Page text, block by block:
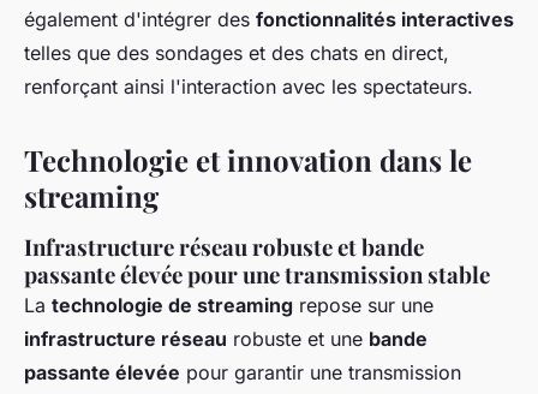
également d'intégrer des fonctionnalités interactives
telles que des sondages et des chats en direct,
renforçant ainsi l'interaction avec les spectateurs.
Technologie et innovation dans le
streaming
Infrastructure réseau robuste et bande
passante élevée pour une transmission stable
La technologie de streaming repose sur une
infrastructure réseau robuste et une bande
passante élevée pour garantir une transmission